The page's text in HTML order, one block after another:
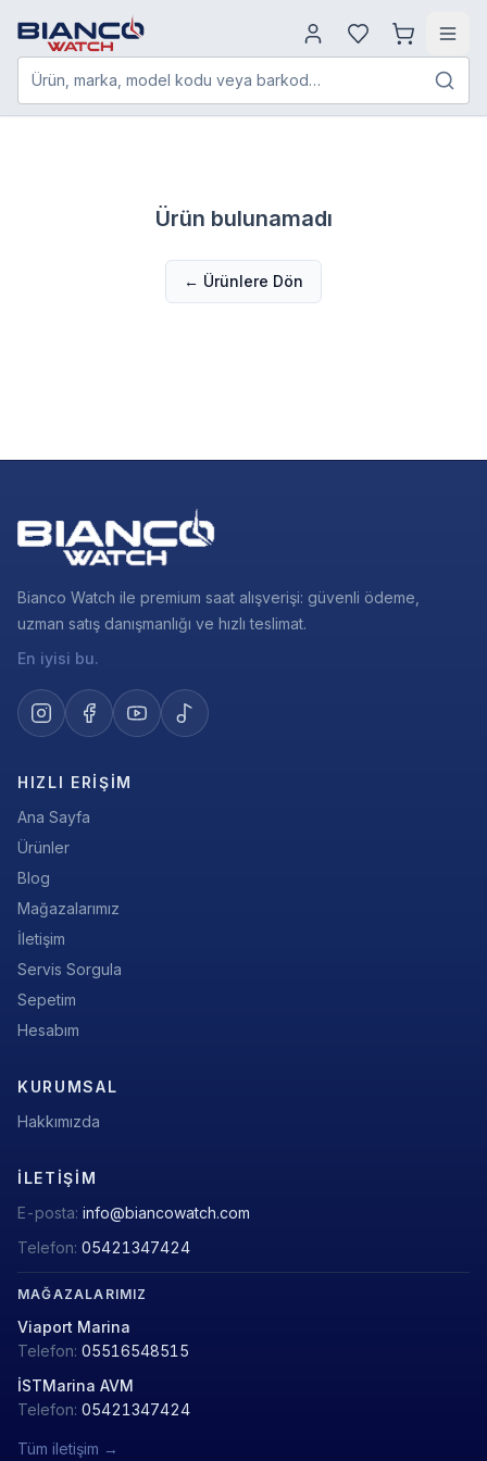
Ürün, marka, model kodu veya barkod…
Ürün bulunamadı
← Ürünlere Dön
Bianco Watch ile premium saat alışverişi: güvenli ödeme,
uzman satış danışmanlığı ve hızlı teslimat.
En iyisi bu.
HIZLI ERIŞIM
Ana Sayfa
Ürünler
Blog
Mağazalarımız
İletişim
Servis Sorgula
Sepetim
Hesabım
KURUMSAL
Hakkımızda
İLETIŞIM
E-posta: info@biancowatch.com
Telefon: 05421347424
MAĞAZALARIMIZ
Viaport Marina
Telefon: 05516548515
İSTMarina AVM
Telefon: 05421347424
Tüm iletişim →